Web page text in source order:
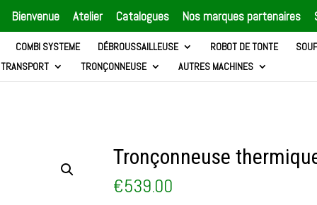
Bienvenue Atelier Catalogues Nos marques partenaires
COMBI SYSTEME DÉBROUSSAILLEUSE ROBOT DE TONTE
TRANSPORT TRONÇONNEUSE AUTRES MACHINES
Tronçonneuse
€539.00